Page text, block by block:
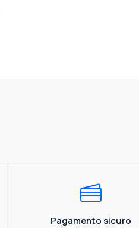
Pagamento sicuro